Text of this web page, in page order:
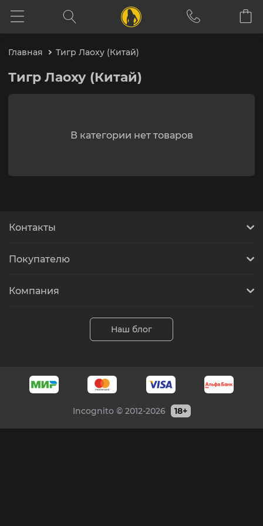
Главная Тигр Лаоху (Китай)
Тигр Лаоху (Китай)
В категории нет товаров
Контакты
Покупателю
Компания
Наш блог
Incognito © 2012-2026 18+